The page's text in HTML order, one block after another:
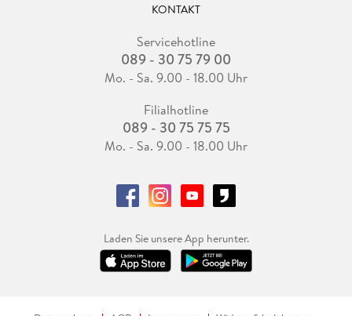
KONTAKT
Servicehotline
089 - 30 75 79 00
Mo. - Sa. 9.00 - 18.00 Uhr
Filialhotline
089 - 30 75 75 75
Mo. - Sa. 9.00 - 18.00 Uhr
Laden Sie unsere App herunter.